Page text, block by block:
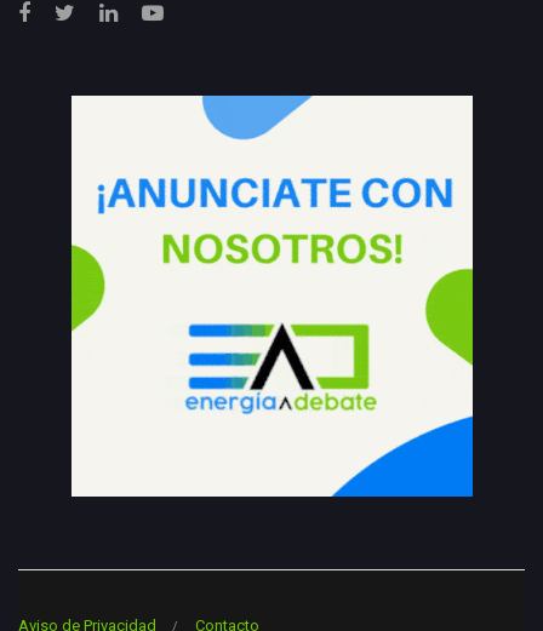
Aviso de Privacidad Contacto